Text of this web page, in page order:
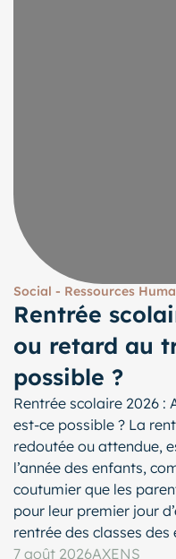
Social - Ressources
Rentrée
ou retard au
possible ?
Rentrée scolaire 2026 :
est-ce possible ? La
redoutée ou attendue,
l’année des enfants,
coutumier que les
pour leur premier jour
rentrée des classes des
7 août 2026AXENS